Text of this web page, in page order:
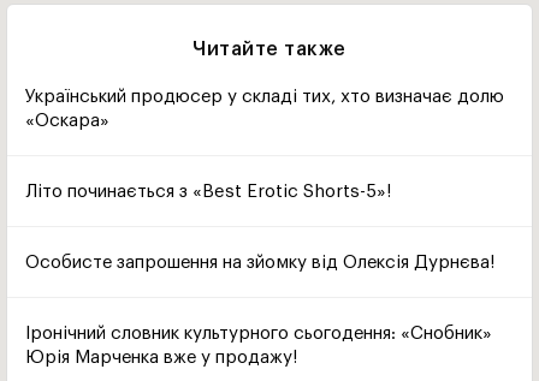
Читайте также
Український продюсер у складі тих, хто визначає долю
«Оскара»
Літо починається з «Best Erotic Shorts-5»!
Особисте запрошення на зйомку від Олексія Дурнєва!
Іронічний словник культурного сьогодення: «Снобник»
Юрія Марченка вже у продажу!